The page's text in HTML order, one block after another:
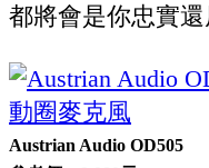
都將會是你忠實還
Austrian Audio OD505